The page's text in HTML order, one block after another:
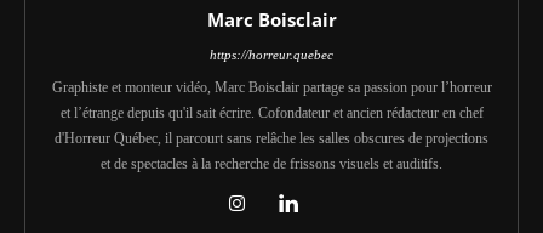
Marc Boisclair
https://horreur.quebec
Graphiste et monteur vidéo, Marc Boisclair partage sa passion pour l’horreur
et l’étrange depuis qu'il sait écrire. Cofondateur et ancien rédacteur en chef
d'Horreur Québec, il parcourt sans relâche les salles obscures de projections
et de spectacles à la recherche de frissons visuels et auditifs.